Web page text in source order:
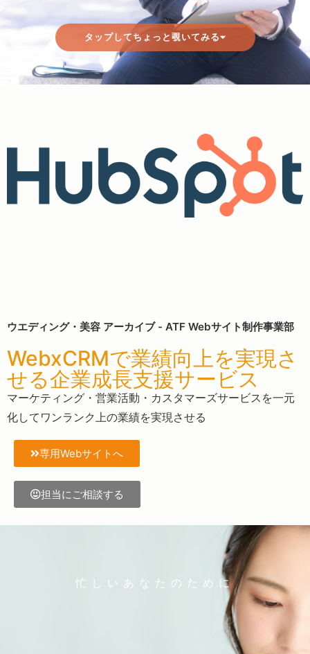
タップしてちょっと覗いてみる
ウエディング・美容 アーカイブ - ATF Webサイト制作事業部
WebxCRMで業績向上を実現さ
せる企業成長支援サービス
マーケティング・営業活動・カスタマーズサービスを一元
化してワンランク上の業績を実現させる
専用Webサイトへ
担当にご相談する
忙しいあなたのために